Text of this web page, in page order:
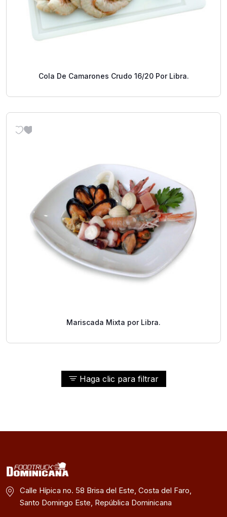
Haga clic para filtrar
Cola De Camarones Crudo 16/20 Por Libra.
Mariscada Mixta por Libra.
Calle Hípica no. 58 Brisa del Este, Costa del Faro,
Santo Domingo Este, República Dominicana